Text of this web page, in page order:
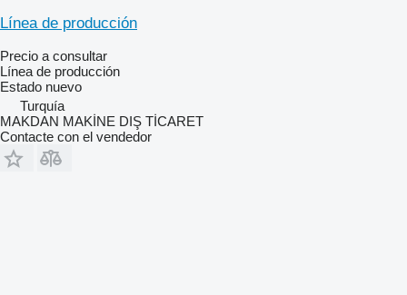
Línea de producción
Precio a consultar
Línea de producción
Estado nuevo
Turquía
MAKDAN MAKİNE DIŞ TİCARET
Contacte con el vendedor